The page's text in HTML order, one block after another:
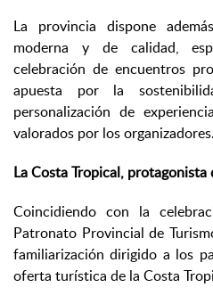
La provincia dispone
moderna y de calidad,
celebración de encuentros
apuesta por la
personalización de
valorados por los organizadores.
La Costa Tropical,
Coincidiendo con la
Patronato Provincial de
familiarización dirigido a los
oferta turística de la Costa